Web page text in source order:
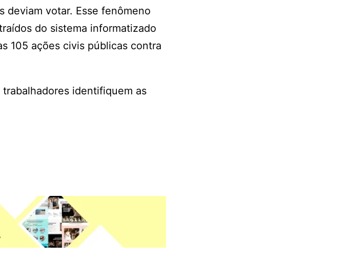
deviam votar. Esse fenômeno
do sistema informatizado
105 ações civis públicas contra
identifiquem as